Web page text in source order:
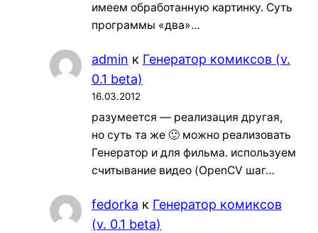
имеем обработанную картинку. Суть
программы «два»…
admin к Генератор комиксов (v.
0.1 beta)
16.03.2012
разумеется — реализация другая,
но суть та же 🙂 можно реализовать
Генератор и для фильма. используем
считывание видео (OpenCV шаг…
fedorka к Генератор комиксов
(v. 0.1 beta)